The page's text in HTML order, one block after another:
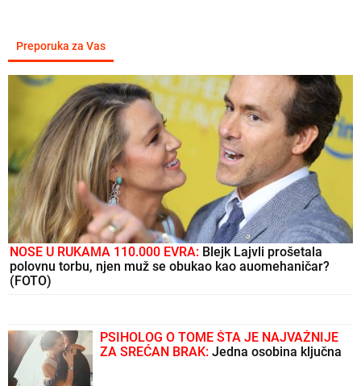
Preporuka za Vas
NOSE U RUKAMA 110.000 EVRA: Blejk Lajvli prošetala
polovnu torbu, njen muž se obukao kao auomehaničar?
(FOTO)
PSIHOLOG O TOME ŠTA JE NAJVAŽNIJE
ZA SREĆAN BRAK: Jedna osobina ključna